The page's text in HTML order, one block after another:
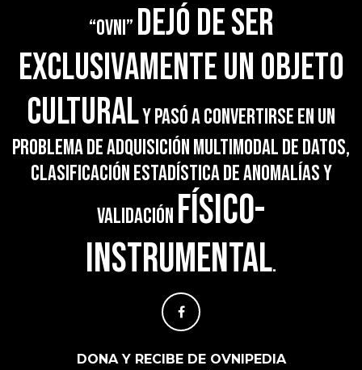
“OVNI” dejó de ser
exclusivamente un objeto
culturaly pasó a convertirse en un
problema de adquisición multimodal de datos,
clasificación estadística de anomalías y
validación físico-
instrumental.
DONA Y RECIBE DE OVNIPEDIA